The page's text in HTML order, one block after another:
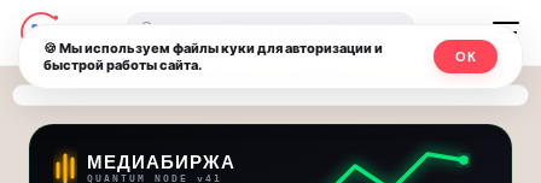
Последние
новости
и
обновления
потока:
Москвичи.net
—
Главный
🔍
МЕДИАБИРЖА
QUANTUM NODE v41
🍪 Мы используем файлы куки для авторизации и
быстрой работы сайта.
ОК